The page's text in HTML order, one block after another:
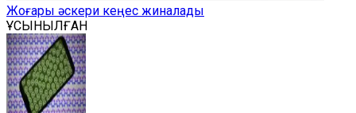
Жоғары әскери кеңес жиналады
ҰСЫНЫЛҒАН